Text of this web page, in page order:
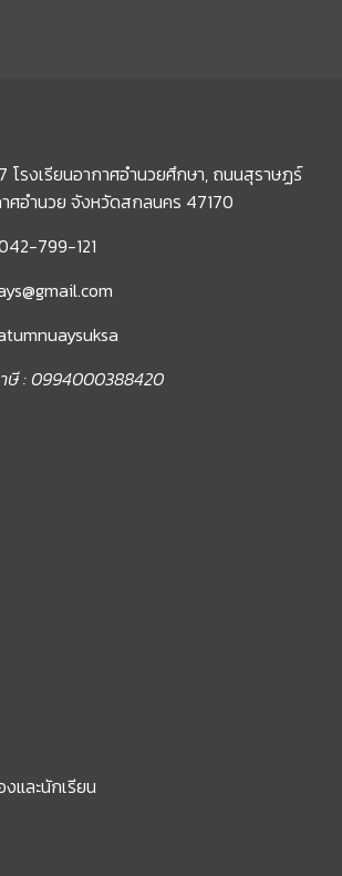
โรงเรียนอากาศอำนวยศึกษา, ถนนสุราษฏร์
ศอำนวย จังหวัดสกลนคร 47170
799-121
ษี : 0994000388420
และนักเรียน